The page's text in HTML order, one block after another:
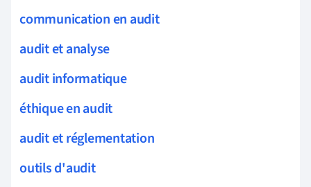
communication en audit
audit et analyse
audit informatique
éthique en audit
audit et réglementation
outils d'audit